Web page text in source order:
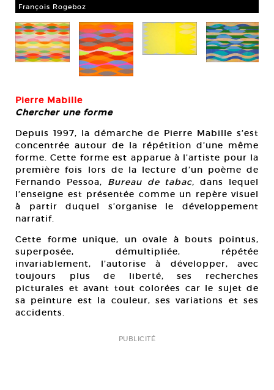
François Rogeboz
Pierre Mabille
Chercher une forme
Depuis 1997, la démarche de Pierre Mabille s’est
concentrée autour de la répétition d’une même
forme. Cette forme est apparue à l’artiste pour la
première fois lors de la lecture d’un poème de
Fernando Pessoa, Bureau de tabac, dans lequel
l’enseigne est présentée comme un repère visuel
à partir duquel s’organise le développement
narratif.
Cette forme unique, un ovale à bouts pointus,
superposée, démultipliée, répétée
invariablement, l’autorise à développer, avec
toujours plus de liberté, ses recherches
picturales et avant tout colorées car le sujet de
sa peinture est la couleur, ses variations et ses
accidents.
PUBLICITÉ